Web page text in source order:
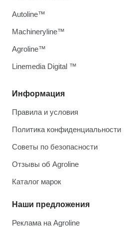
Информация
Правила и условия
Политика конфиденциальности
Советы по безопасности
Отзывы об Agroline
Каталог марок
Наши предложения
Реклама на Agroline
Autoline™
Machineryline™
Agroline™
Linemedia Digital ™